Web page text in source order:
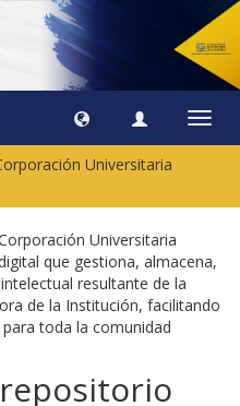
Universitaria
Universitaria
que gestiona, almacena,
resultante de la
de la Institución, facilitando
toda la comunidad